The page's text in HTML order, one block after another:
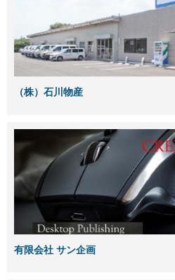
（株）石川物産
有限会社 サン企画